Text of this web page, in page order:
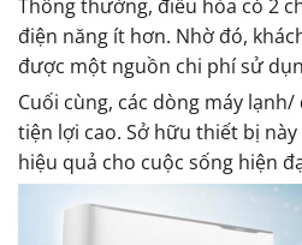
Thông thường, điều hòa có 2
điện năng ít hơn. Nhờ đó,
được một nguồn chi phí sử
Cuối cùng, các dòng máy
tiện lợi cao. Sở hữu thiết bị
hiệu quả cho cuộc sống hiện